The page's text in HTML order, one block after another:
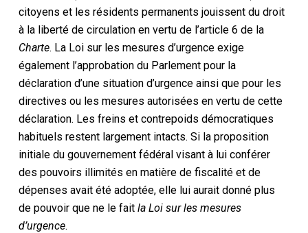
citoyens et les résidents permanents jouissent du droit
à la liberté de circulation en vertu de l’article 6 de la
Charte. La Loi sur les mesures d’urgence exige
également l’approbation du Parlement pour la
déclaration d’une situation d’urgence ainsi que pour les
directives ou les mesures autorisées en vertu de cette
déclaration. Les freins et contrepoids démocratiques
habituels restent largement intacts. Si la proposition
initiale du gouvernement fédéral visant à lui conférer
des pouvoirs illimités en matière de fiscalité et de
dépenses avait été adoptée, elle lui aurait donné plus
de pouvoir que ne le fait la Loi sur les mesures
d’urgence.